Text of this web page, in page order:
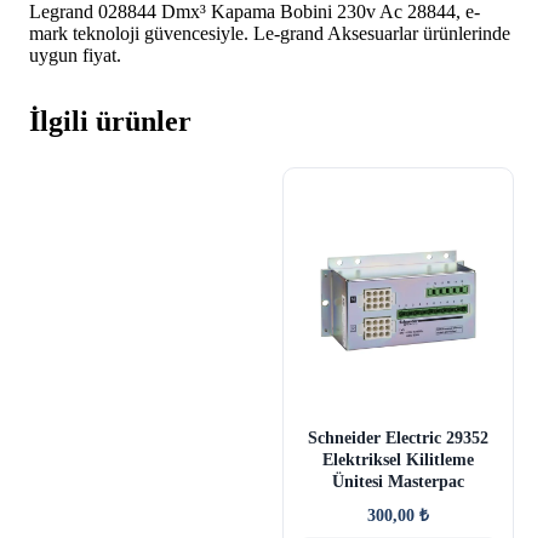
Legrand 028844 Dmx³ Kapama Bobini 230v Ac 28844, e-
mark teknoloji güvencesiyle. Le-grand Aksesuarlar ürünlerinde
uygun fiyat.
İlgili ürünler
Schneider Electric 29352
Elektriksel Kilitleme
Ünitesi Masterpac
300,00 ₺